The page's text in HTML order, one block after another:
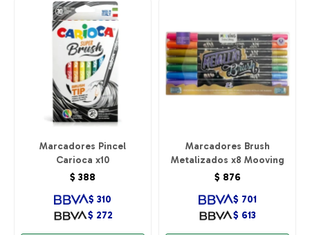
Marcadores Pincel
Carioca x10
$ 388
$ 272
$ 310
Marcadores Brush
Metalizados x8 Mooving
$ 876
$ 613
$ 701